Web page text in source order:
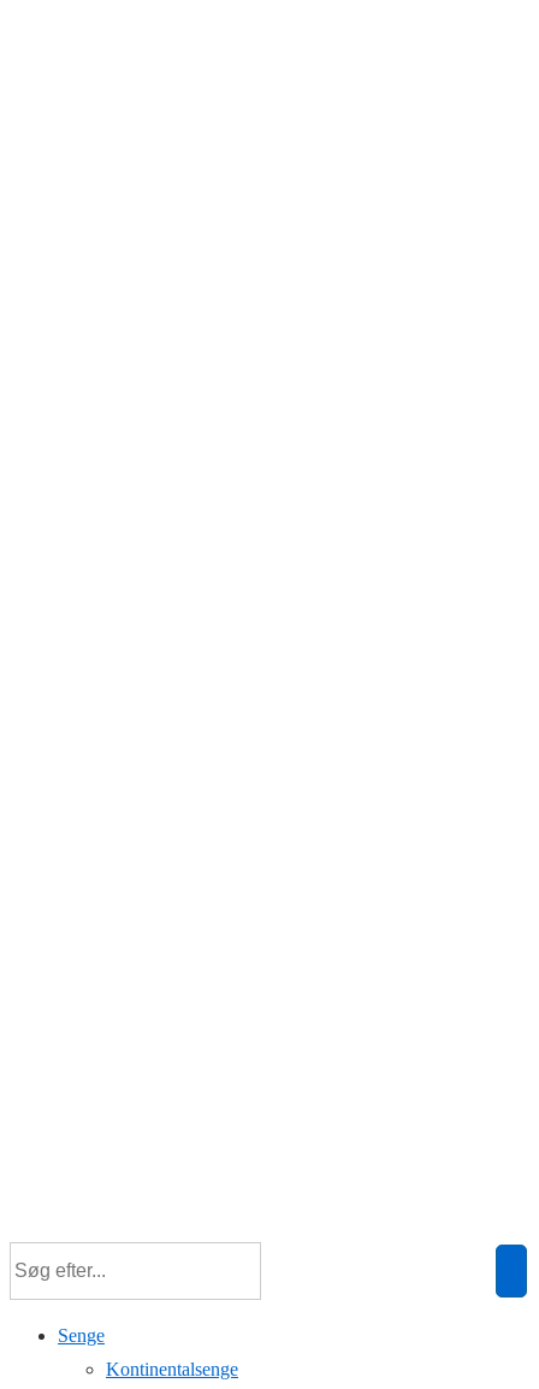
Senge
Kontinentalsenge